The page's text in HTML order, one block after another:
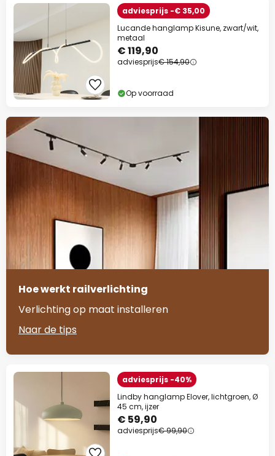
adviesprijs -€ 35,00
Lucande hanglamp Kisune, zwart/wit,
metaal
€ 119,90
adviesprijs€ 154,90
Op voorraad
Hoe werkt railverlichting
Verlichting op maat installeren
Naar de tips
adviesprijs -40%
Lindby hanglamp Elover, lichtgroen, Ø
45 cm, ijzer
€ 59,90
adviesprijs€ 99,90